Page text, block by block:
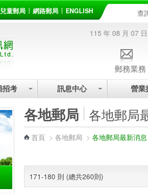
兒童郵局 網路郵局 ENGLISH 查
115 年 08 月 07
郵務業務
招考 訊息中心 營業
各地郵局 各地郵局
首頁 > 各地郵局 > 各地郵局最新消息
171-180 則 (總共260則)